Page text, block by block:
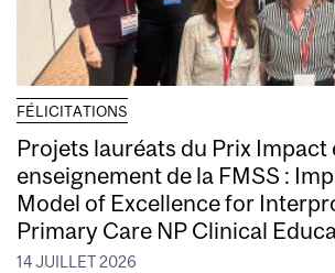
FÉLICITATIONS
Projets lauréats du Prix Impact
enseignement de la FMSS :
Model of Excellence for
Primary Care NP Clinical
14 JUILLET 2026